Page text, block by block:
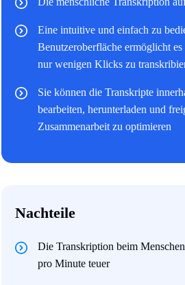
Eine intuitive und einfach zu
Benutzeroberfläche ermöglicht
nur wenigen Klicks zu
Sie können die Transkripte
bearbeiten, herunterladen und
Zusammenarbeit zu optimieren
Nachteile
Die Transkription beim
pro Minute teuer